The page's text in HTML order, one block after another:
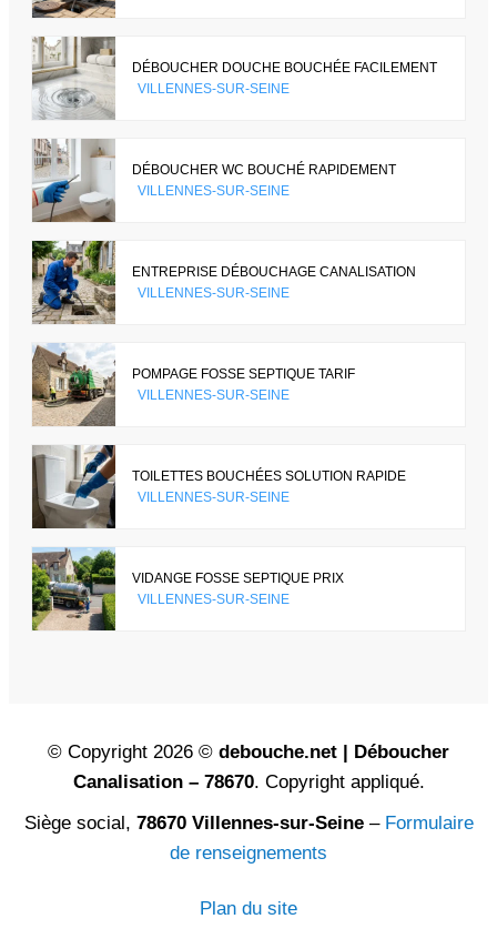
DÉBOUCHER DOUCHE BOUCHÉE FACILEMENT
VILLENNES-SUR-SEINE
DÉBOUCHER WC BOUCHÉ RAPIDEMENT
VILLENNES-SUR-SEINE
ENTREPRISE DÉBOUCHAGE CANALISATION
VILLENNES-SUR-SEINE
POMPAGE FOSSE SEPTIQUE TARIF
VILLENNES-SUR-SEINE
TOILETTES BOUCHÉES SOLUTION RAPIDE
VILLENNES-SUR-SEINE
VIDANGE FOSSE SEPTIQUE PRIX
VILLENNES-SUR-SEINE
© Copyright 2026 © debouche.net | Déboucher
Canalisation – 78670. Copyright appliqué.
Siège social, 78670 Villennes-sur-Seine– Formulaire
de renseignements
Plan du site